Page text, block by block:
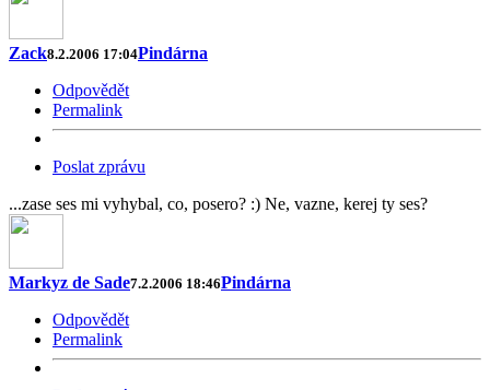
Zack8.2.2006 17:04Pindárna
Odpovědět
Permalink
Poslat zprávu
...zase ses mi vyhybal, co, posero? :) Ne, vazne, kerej ty ses?
Markyz de Sade7.2.2006 18:46Pindárna
Odpovědět
Permalink